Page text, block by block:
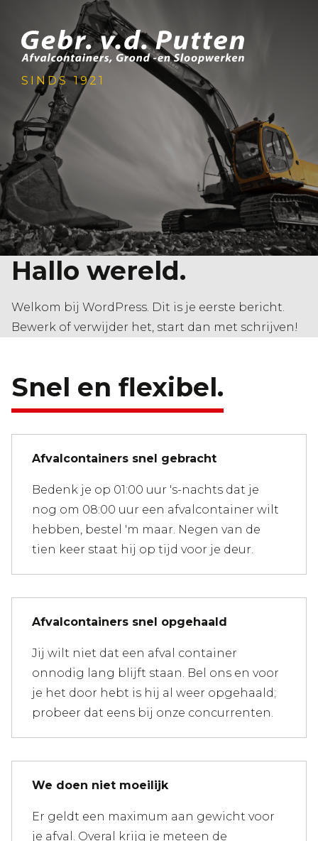
SINDS 1921
Hallo wereld.
Welkom bij WordPress. Dit is je eerste bericht.
Bewerk of verwijder het, start dan met schrijven!
Snel en flexibel.
Afvalcontainers snel gebracht
Bedenk je op 01:00 uur 's-nachts dat je
nog om 08:00 uur een afvalcontainer wilt
hebben, bestel 'm maar. Negen van de
tien keer staat hij op tijd voor je deur.
Afvalcontainers snel opgehaald
Jij wilt niet dat een afval container
onnodig lang blijft staan. Bel ons en voor
je het door hebt is hij al weer opgehaald;
probeer dat eens bij onze concurrenten.
We doen niet moeilijk
Er geldt een maximum aan gewicht voor
je afval. Overal krijg je meteen de